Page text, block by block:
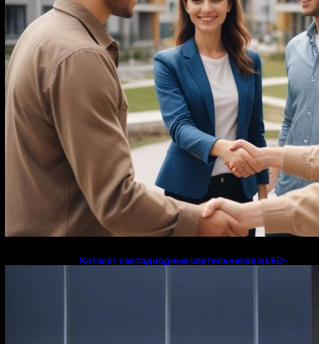
Каталог светодиодных светильников и LED-